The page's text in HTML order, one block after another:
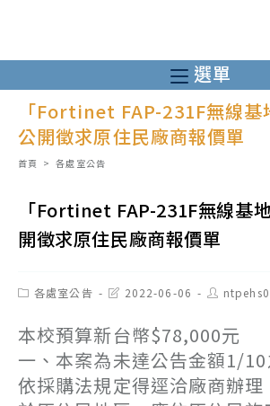
至
主
內
選單
「Fortinet FAP-231F無線基
公開徵求原住民廠商報價單
首頁 > 各處室公告
「Fortinet FAP-231F無線基
開徵求原住民廠商報價單
Post各處室公告
Post2022-06-06
Post
author:
本校預算新台幣$78,000元
一、本案為未達公告金額1/10
依採購法規定得逕洽廠商辦理